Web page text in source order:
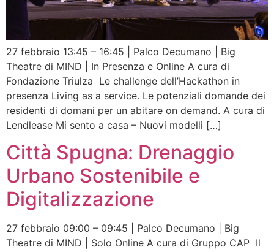
27 febbraio 13:45 – 16:45 | Palco Decumano | Big
Theatre di MIND | In Presenza e Online A cura di
Fondazione Triulza Le challenge dell’Hackathon in
presenza Living as a service. Le potenziali domande dei
residenti di domani per un abitare on demand. A cura di
Lendlease Mi sento a casa – Nuovi modelli […]
Città Spugna: Drenaggio
Urbano Sostenibile e
Digitalizzazione
27 febbraio 09:00 – 09:45 | Palco Decumano | Big
Theatre di MIND | Solo Online A cura di Gruppo CAP Il